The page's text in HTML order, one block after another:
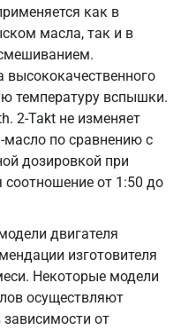
как в
масла, так и в
высококачественного
температуру вспышки.
2-Takt не изменяет
масло по сравнению с
дозировкой при
соотношение от 1:50 до
двигателя
изготовителя
Некоторые модели
осуществляют
от